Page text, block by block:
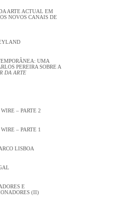
ARTE ACTUAL EM
NOVOS CANAIS DE
UMA
PEREIRA SOBRE A
DA ARTE
– PARTE 2
– PARTE 1
LISBOA
E
(II)